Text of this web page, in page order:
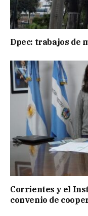
Dpec: trabajos de
Corrientes y el
convenio de